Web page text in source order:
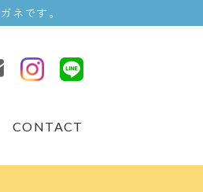
ネです。
CONTACT